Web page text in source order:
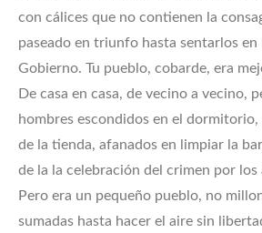
con cálices que no contienen la
paseado en triunfo hasta sentarlos en
Gobierno. Tu pueblo, cobarde, era
De casa en casa, de vecino a vecino,
hombres escondidos en el
de la tienda, afanados en limpiar la
de la la celebración del crimen por los
Pero era un pequeño pueblo, no
sumadas hasta hacer el aire sin